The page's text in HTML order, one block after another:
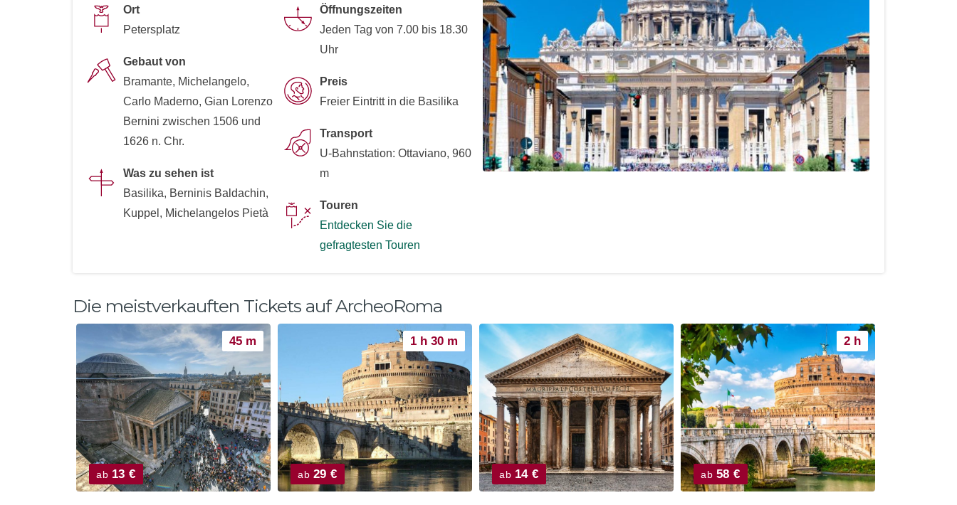
Ort
Petersplatz
Gebaut von
Bramante, Michelangelo,
Carlo Maderno, Gian Lorenzo
Bernini zwischen 1506 und
1626 n. Chr.
Was zu sehen ist
Basilika, Berninis Baldachin,
Kuppel, Michelangelos Pietà
Öffnungszeiten
Jeden Tag von 7.00 bis 18.30
Uhr
Preis
Freier Eintritt in die Basilika
Transport
U-Bahnstation: Ottaviano, 960
m
Touren
Entdecken Sie die
gefragtesten Touren
Die meistverkauften Tickets auf ArcheoRoma
ab 13 €
45 m
ab 29 €
1 h 30 m
ab 14 € ab 58 €
2 h